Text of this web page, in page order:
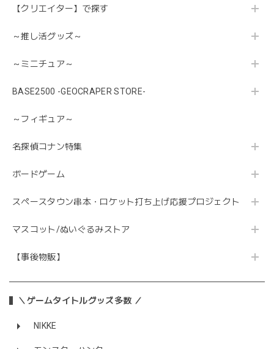
【クリエイター】で探す
～推し活グッズ～
～ミニチュア～
BASE2500 -GEOCRAPER STORE-
～フィギュア～
名探偵コナン特集
ボードゲーム
スペースタウン串本・ロケット打ち上げ応援プロジェクト
マスコット/ぬいぐるみストア
【事後物販】
＼ゲームタイトルグッズ多数 ／
NIKKE